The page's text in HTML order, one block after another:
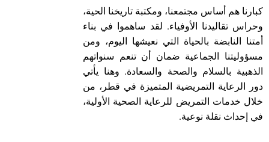
كبارنا هم أساس مجتمعنا، ومكتبة تاريخنا الحية،
وحراس تقاليدنا الأوفياء. لقد ساهموا في بناء
أمتنا النابضة بالحياة التي نعيشها اليوم، ومن
مسؤوليتنا الجماعية ضمان أن تنعم سنواتهم
الذهبية بالسلام والصحة والسعادة. وهنا يأتي
دور الرعاية التمريضية المتميزة في قطر، من
خلال خدمات التمريض للرعاية الصحية الأولية،
في إحداث نقلة نوعية.